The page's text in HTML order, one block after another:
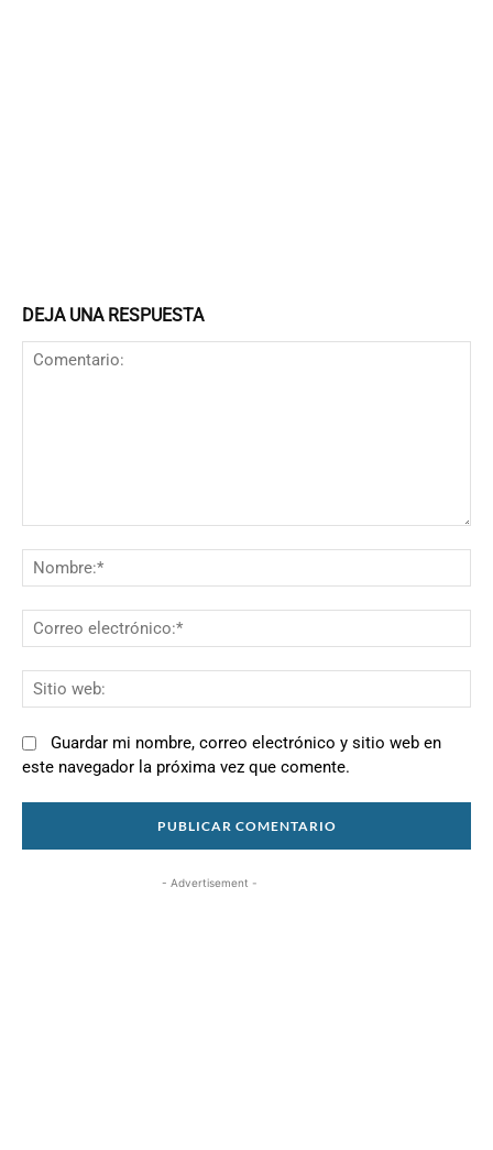
DEJA UNA RESPUESTA
Guardar mi nombre, correo electrónico y sitio web en
este navegador la próxima vez que comente.
- Advertisement -